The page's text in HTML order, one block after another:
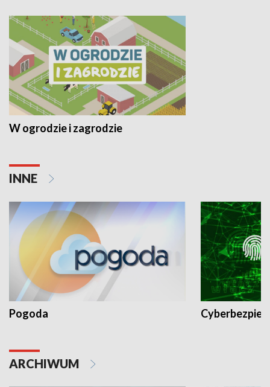
W ogrodzie i zagrodzie
INNE
Pogoda
ARCHIWUM